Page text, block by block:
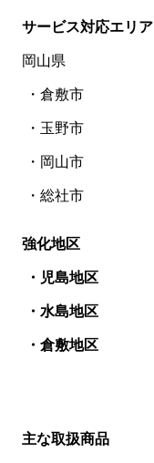
サービス対応エリア
岡山県
・倉敷市
・玉野市
・岡山市
・総社市
強化地区
・児島地区
・水島地区
・倉敷地区
主な取扱商品